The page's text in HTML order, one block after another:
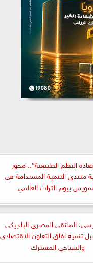
النظم الطبيعية”.. محور
منتدى التنمية المستدامة في
بيوم التراث العالمي
الملتقى المصرى البلجيكى
تنمية افاق التعاون الاقتصادي
والسياحي المشترك